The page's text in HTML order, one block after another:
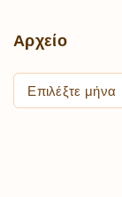
Αρχείο